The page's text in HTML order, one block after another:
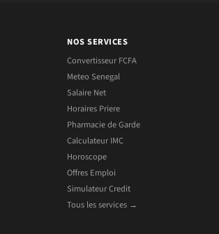
NOS SERVICES
Convertisseur FCFA
Meteo Senegal
Salaire Net
Horaires Priere
Pharmacie de Garde
Calculateur IMC
Horoscope
Offres Emploi
Simulateur Credit
Tous les services →